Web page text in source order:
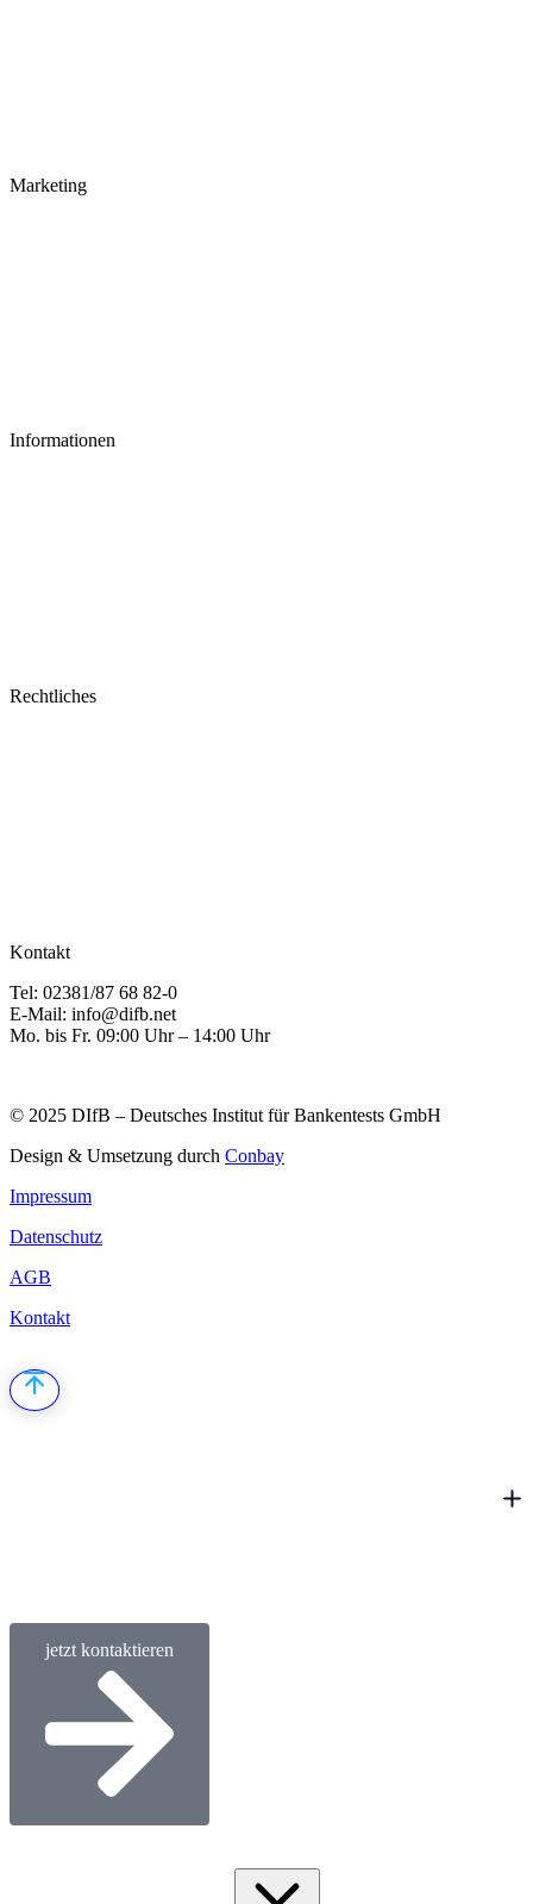
Marketing
Informationen
Rechtliches
Kontakt
Tel: 02381/87 68 82-0
E-Mail: info@difb.net
Mo. bis Fr. 09:00 Uhr – 14:00 Uhr
© 2025 DIfB – Deutsches Institut für Bankentests GmbH
Design & Umsetzung durch Conbay
Impressum
Datenschutz
AGB
Kontakt
jetzt kontaktieren